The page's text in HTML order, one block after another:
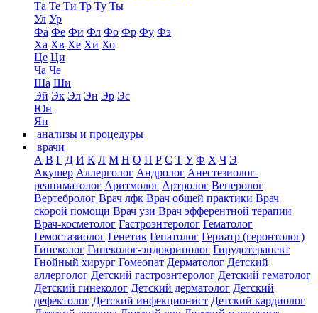
Та Те Ти Тр Ту Ты
Ул Ур
Фа Фе Фи Фл Фо Фр Фу Фэ
Ха Хв Хе Хи Хо
Це Ци
Ча Че
Ша Ши
Эй Эк Эл Эн Эр Эс
Юн
Ян
анализы и процедуры
врачи
А В Г Д И К Л М Н О П Р С Т У Ф Х Ч Э
Акушер Аллерголог Андролог Анестезиолог-
реаниматолог Аритмолог Артролог Венеролог
Вертебролог Врач лфк Врач общей практики Врач
скорой помощи Врач узи Врач эфферентной терапии
Врач-косметолог Гастроэнтеролог Гематолог
Гемостазиолог Генетик Гепатолог Гериатр (геронтолог)
Гинеколог Гинеколог-эндокринолог Гирудотерапевт
Гнойный хирург Гомеопат Дерматолог Детский
аллерголог Детский гастроэнтеролог Детский гематолог
Детский гинеколог Детский дерматолог Детский
дефектолог Детский инфекционист Детский кардиолог